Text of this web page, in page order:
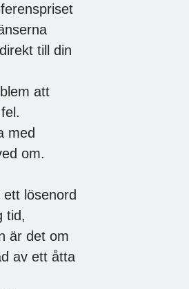
till din
att
med
om.
lösenord
tid,
är det om
av ett åtta